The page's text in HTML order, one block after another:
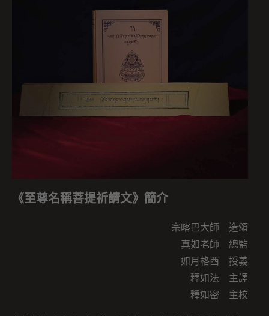
《至尊名稱菩提祈請文》簡介
宗喀巴大師 造頌
真如老師 總監
如月格西 授義
釋如法 主譯
釋如密 主校